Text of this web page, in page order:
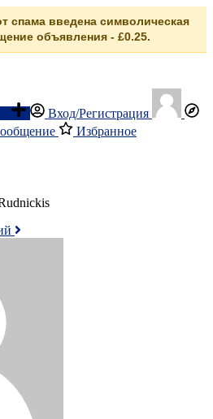
спама введена символическая
объявления - £0.25.
Вход/Регистрация
Избранное